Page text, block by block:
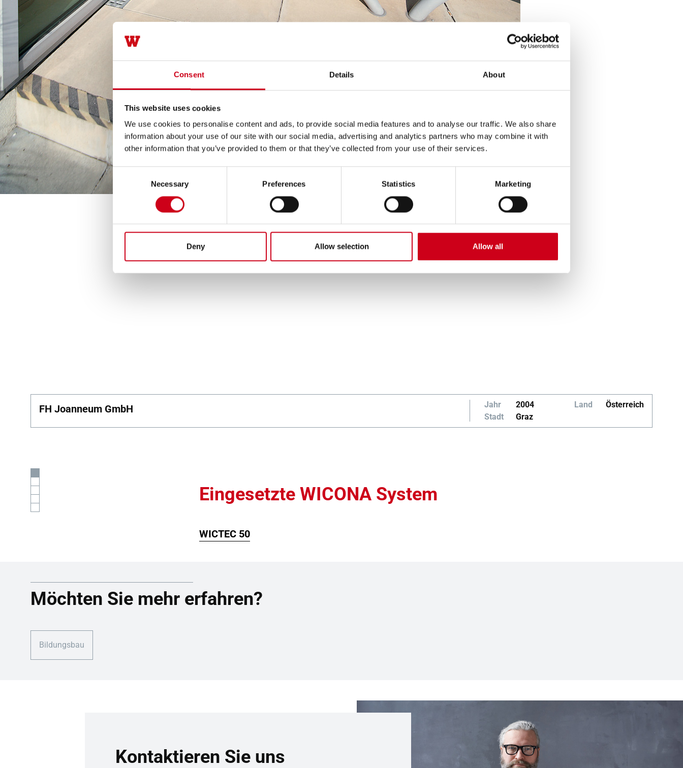
Consent Details About
This website uses cookies
We use cookies to personalise content and ads, to provide social media features and to analyse our traffic. We also share
information about your use of our site with our social media, advertising and analytics partners who may combine it with
other information that you’ve provided to them or that they’ve collected from your use of their services.
Necessary Preferences Statistics Marketing
Deny Allow selection Allow all
FH Joanneum GmbH Jahr
2004
Stadt
Graz
Land Österreich
Eingesetzte WICONA System
WICTEC 50
Möchten Sie mehr erfahren?
Bildungsbau
Kontaktieren Sie uns